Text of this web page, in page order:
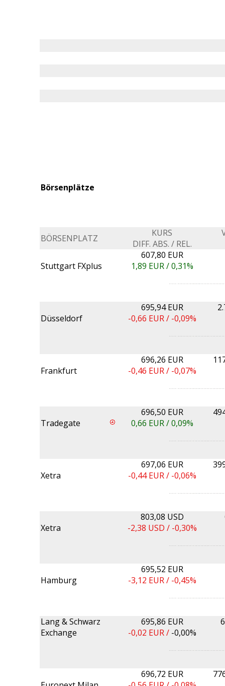
Börsenplätze
BÖRSENPLATZ
KURS
DIFF. ABS. / REL.
Stuttgart FXplus
607,80 EUR
1,89 EUR /0,31%
Düsseldorf
695,94 EUR
-0,66 EUR / -0,09%
Frankfurt
696,26 EUR
-0,46 EUR / -0,07%
Tradegate
696,50 EUR
0,66 EUR /0,09%
Xetra
697,06 EUR
-0,44EUR / -0,06%
Xetra
803,08 USD
-2,38 USD / -0,30%
Hamburg
695,52 EUR
-3,12 EUR / -0,45%
Lang & Schwarz
Exchange
695,86 EUR
-0,02 EUR / -0,00%
696,72 EUR